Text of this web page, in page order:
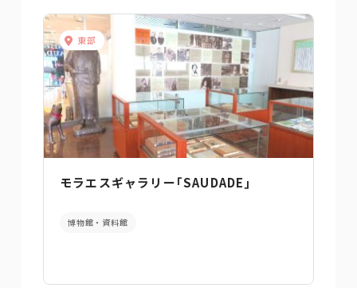
東部
モラエスギャラリー｢SAUDADE｣
博物館・資料館